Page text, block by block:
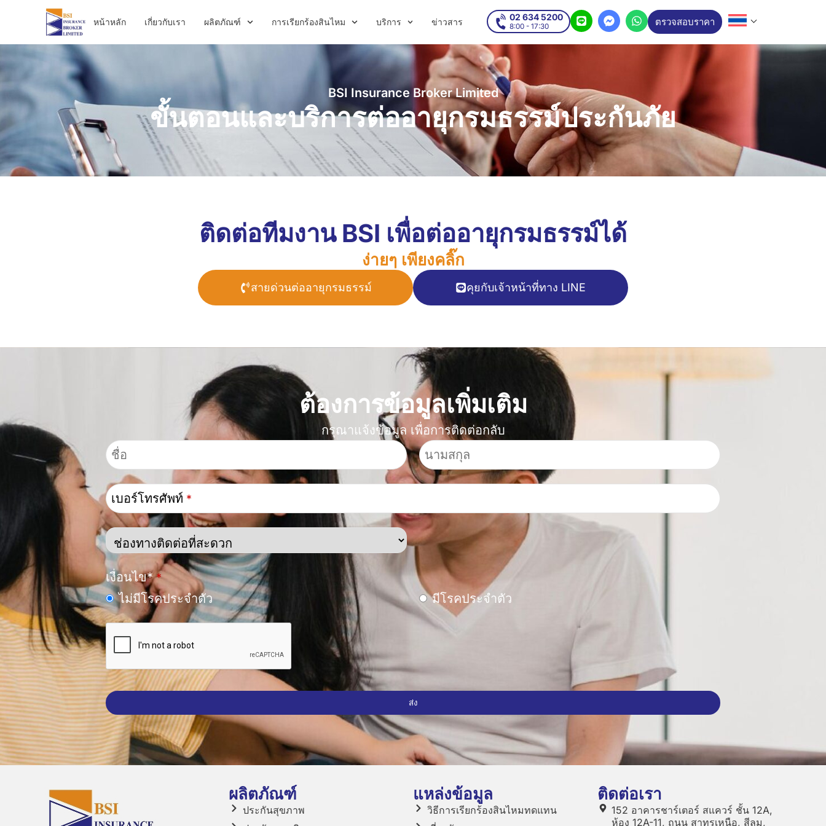
หน้าหลัก เกี่ยวกับเรา ผลิตภัณฑ์ การเรียกร้องสินไหม บริการ ข่าวสาร 02 634 5200
8:00 - 17:30 ตรวจสอบราคา
BSI Insurance Broker Limited
ขั้นตอนและบริการต่ออายุกรมธรรม์ประกันภัย
ติดต่อทีมงาน BSI เพื่อต่ออายุกรมธรรม์ได้
ง่ายๆ เพียงคลิ๊ก
สายด่วนต่ออายุกรมธรรม์ คุยกับเจ้าหน้าที่ทาง LINE
ต้องการข้อมูลเพิ่มเติม
กรุณาแจ้งข้อมูล เพื่อการติดต่อกลับ
เบอร์โทรศัพท์ *
เงื่อนไข* *
ไม่มีโรคประจำตัว มีโรคประจำตัว
ส่ง
This
field
should
blank
ผลิตภัณฑ์
ประกันสุขภาพ
แหล่งข้อมูล
วิธีการเรียกร้องสินไหมทดแทน
ติดต่อเรา
152 อาคารชาร์เตอร์ สแควร์ ชั้น 12A,
ห้อง 12A-11, ถนน สาทรเหนือ, สีลม,